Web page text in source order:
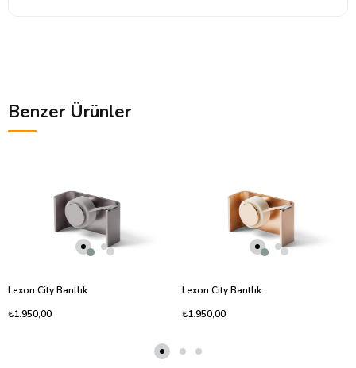
Benzer Ürünler
Lexon City Bantlık
₺1.950,00
Lexon City Bantlık
₺1.950,00